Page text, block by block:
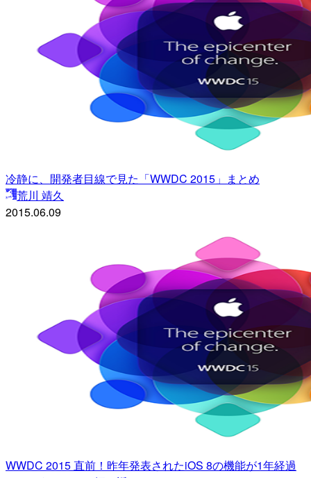
冷静に、開発者目線で見た「WWDC 2015」まとめ
荒川 靖久
2015.06.09
WWDC 2015 直前！昨年発表されたiOS 8の機能が1年経過